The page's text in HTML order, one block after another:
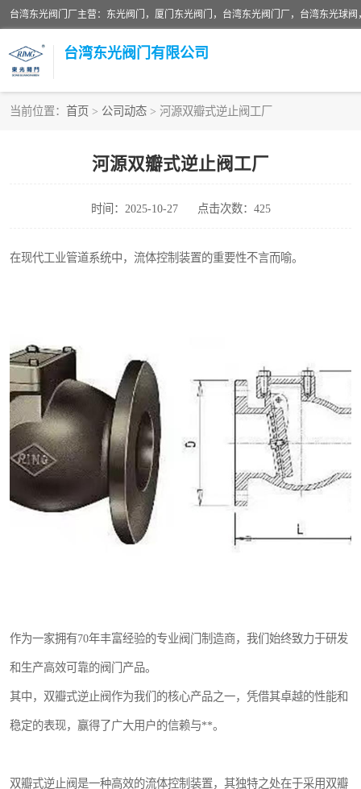
台湾东光阀门厂主营：东光阀门，厦门东光阀门，台湾东光阀门厂，台湾东光球
台湾东光阀门有限公司
当前位置： 首页 > 公司动态 > 河源双瓣式逆止阀工厂
河源双瓣式逆止阀工厂
时间：2025-10-27 点击次数：425
在现代工业管道系统中，流体控制装置的重要性不言而喻。
作为一家拥有70年丰富经验的专业阀门制造商，我们始终致力于研发
和生产高效可靠的阀门产品。
其中，双瓣式逆止阀作为我们的核心产品之一，凭借其卓越的性能和
稳定的表现，赢得了广大用户的信赖与**。
双瓣式逆止阀是一种高效的流体控制装置，其独特之处在于采用双瓣
东光升杆式闸阀
东光Y型过滤器
东光气动阀
东光疏水阀
东光电动阀